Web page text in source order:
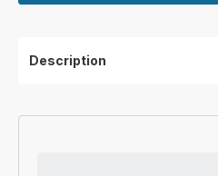
Description